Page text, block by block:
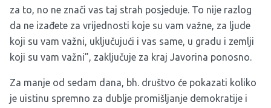
za to, no ne znači vas taj strah posjeduje. To nije razlog
da ne izađete za vrijednosti koje su vam važne, za ljude
koji su vam važni, uključujući i vas same, u gradu i zemlji
koji su vam važni”, zaključuje za kraj Javorina ponosno.
Za manje od sedam dana, bh. društvo će pokazati koliko
je uistinu spremno za dublje promišljanje demokratije i